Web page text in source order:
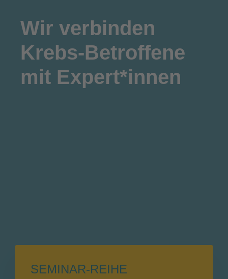
Wir verbinden
Krebs-Betroffene
mit Expert*innen
SEMINAR-REIHE